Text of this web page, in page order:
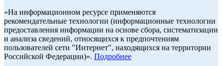
«На информационном ресурсе применяются
рекомендательные технологии (информационные технологии
предоставления информации на основе сбора, систематизации
и анализа сведений, относящихся к предпочтениям
пользователей сети "Интернет", находящихся на территории
Российской Федерации)». Подробнее